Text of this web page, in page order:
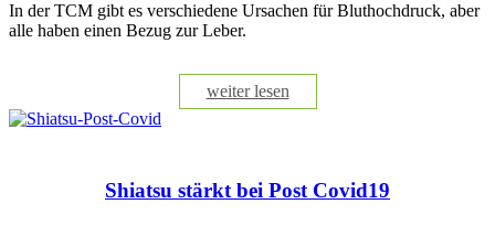
In der TCM gibt es verschiedene Ursachen für Bluthochdruck, aber
alle haben einen Bezug zur Leber.
weiter lesen
Shiatsu stärkt bei Post Covid19